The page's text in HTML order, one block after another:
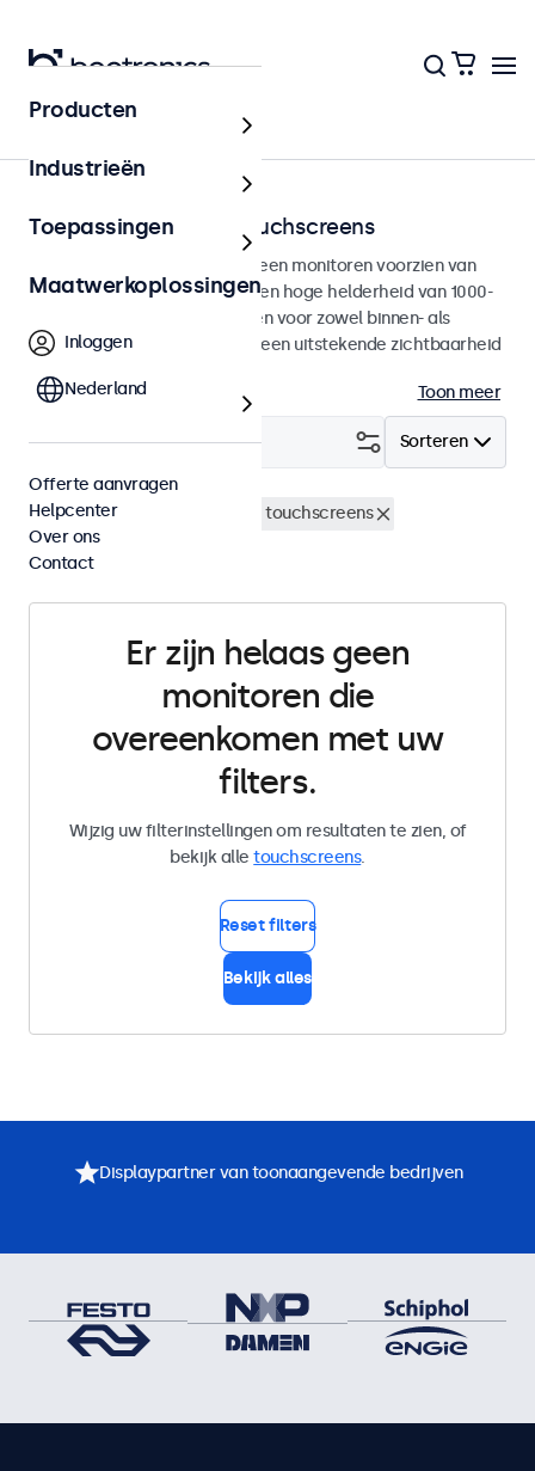
Home
Zonlicht afleesbare touchscreens
Zonlicht afleesbare touchscreen monitoren voorzien van
een mat Full HD paneel met een hoge helderheid van 1000-
nits. De displays zijn ontworpen voor zowel binnen- als
buitengebruik en garanderen een uitstekende zichtbaarheid
Toon meer
Sorteren
Filter (0)
Zonlicht afleesbaar
32 inch touchscreens
Wis alle filters
Er zijn helaas geen
monitoren die
overeenkomen met uw
filters.
Wijzig uw filterinstellingen om resultaten te zien, of
bekijk alletouchscreens.
Reset filters
Bekijk alles
Producten
Industrieën
Toepassingen
Maatwerkoplossingen
Inloggen
Nederland
Offerte aanvragen
Helpcenter
Over ons
Contact
Displaypartner van toonaangevende bedrijven